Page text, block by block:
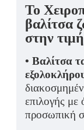
Το
βαλίτσα
στην
• Βαλίτσα
επιλογής με
προσωπική